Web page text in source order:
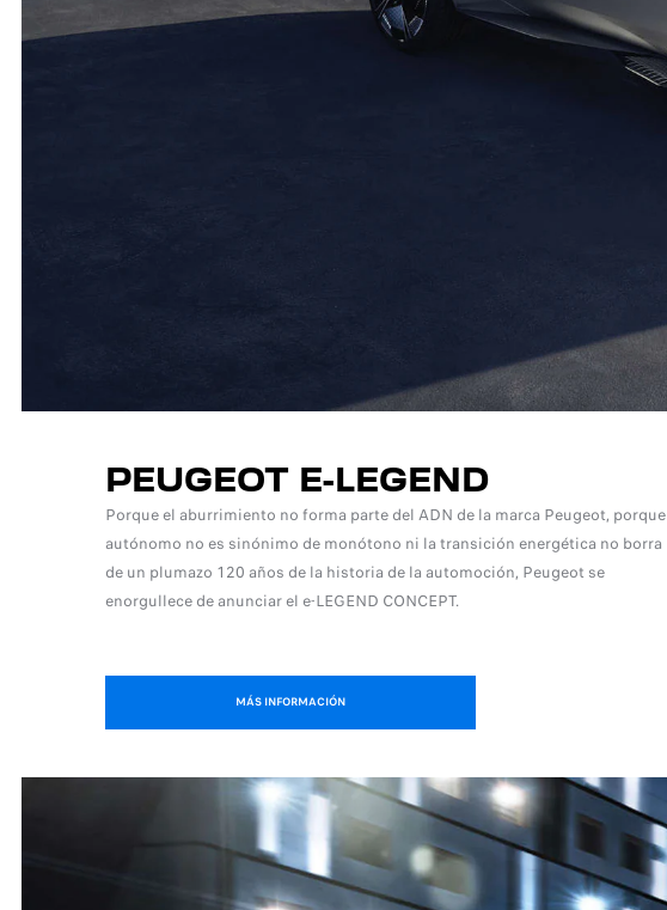
PEUGEOT E-LEGEND
Porque el aburrimiento no forma parte del ADN de la marca Peugeot, porque
autónomo no es sinónimo de monótono ni la transición energética no borra
de un plumazo 120 años de la historia de la automoción, Peugeot se
enorgullece de anunciar el e-LEGEND CONCEPT.
MÁS INFORMACIÓN